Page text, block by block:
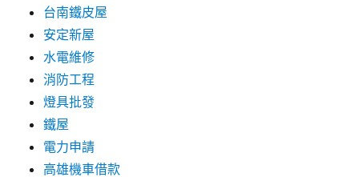
台南鐵皮屋
安定新屋
水電維修
消防工程
燈具批發
鐵屋
電力申請
高雄機車借款